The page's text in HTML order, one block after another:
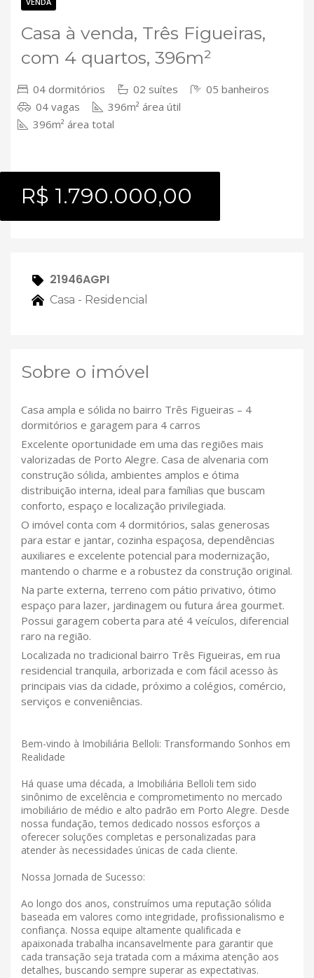
Casa à venda, Três Figueiras,
com 4 quartos, 396m²
04 dormitórios 02 suítes
05 banheiros
04 vagas
396m² área útil
396m² área total
R$ 1.790.000,00
21946AGPI
Casa - Residencial
Sobre o imóvel
Casa ampla e sólida no bairro Três Figueiras – 4
dormitórios e garagem para 4 carros
Excelente oportunidade em uma das regiões mais
valorizadas de Porto Alegre. Casa de alvenaria com
construção sólida, ambientes amplos e ótima
distribuição interna, ideal para famílias que buscam
conforto, espaço e localização privilegiada.
O imóvel conta com 4 dormitórios, salas generosas
para estar e jantar, cozinha espaçosa, dependências
auxiliares e excelente potencial para modernização,
mantendo o charme e a robustez da construção original.
Na parte externa, terreno com pátio privativo, ótimo
espaço para lazer, jardinagem ou futura área gourmet.
Possui garagem coberta para até 4 veículos, diferencial
raro na região.
Localizada no tradicional bairro Três Figueiras, em rua
residencial tranquila, arborizada e com fácil acesso às
principais vias da cidade, próximo a colégios, comércio,
serviços e conveniências.
Bem-vindo à Imobiliária Belloli: Transformando Sonhos em
Realidade
Há quase uma década, a Imobiliária Belloli tem sido
sinônimo de excelência e comprometimento no mercado
imobiliário de médio e alto padrão em Porto Alegre. Desde
nossa fundação, temos dedicado nossos esforços a
oferecer soluções completas e personalizadas para
atender às necessidades únicas de cada cliente.
Nossa Jornada de Sucesso:
Ao longo dos anos, construímos uma reputação sólida
baseada em valores como integridade, profissionalismo e
confiança. Nossa equipe altamente qualificada e
apaixonada trabalha incansavelmente para garantir que
cada transação seja tratada com a máxima atenção aos
detalhes, buscando sempre superar as expectativas.